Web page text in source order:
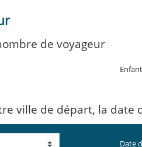
de voyageur
ville de départ, la
Date